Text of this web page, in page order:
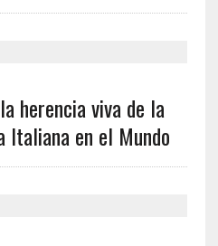
herencia viva de la
Italiana en el Mundo